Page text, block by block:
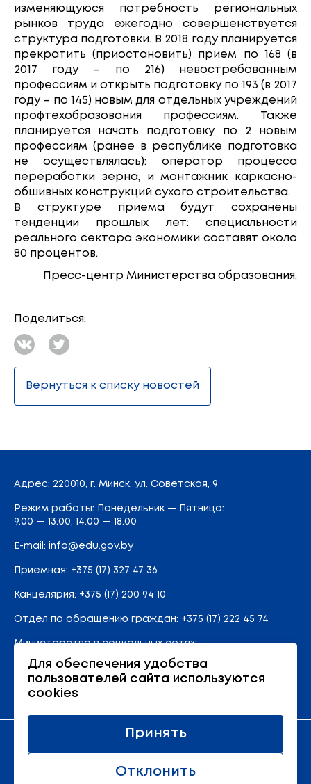
изменяющуюся потребность региональных
рынков труда ежегодно совершенствуется
структура подготовки. В 2018 году планируется
прекратить (приостановить) прием по 168 (в
2017 году – по 216) невостребованным
профессиям и открыть подготовку по 193 (в 2017
году – по 145) новым для отдельных учреждений
профтехобразования профессиям. Также
планируется начать подготовку по 2 новым
профессиям (ранее в республике подготовка
не осуществлялась): оператор процесса
переработки зерна, и монтажник каркасно-
обшивных конструкций сухого строительства.
В структуре приема будут сохранены
тенденции прошлых лет: специальности
реального сектора экономики составят около
80 процентов.
Пресс-центр Министерства образования.
Поделиться:
Вернуться к списку новостей
Адрес: 220010, г. Минск, ул. Советская, 9
Режим работы: Понедельник — Пятница:
9.00 — 13.00; 14.00 — 18.00
E-mail: info@edu.gov.by
Приемная: +375 (17) 327 47 36
Канцелярия: +375 (17) 200 94 10
Отдел по обращению граждан: +375 (17) 222 45 74
Министерство в социальных сетях:
Карта сайта
Для обеспечения удобства
пользователей сайта используются
cookies
Отклонить
Принять